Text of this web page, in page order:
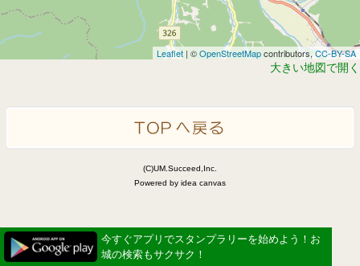
Leaflet | ©OpenStreetMapcontributors,CC-BY-SA
大きい地図で開く
(C)UM.Succeed,Inc.
Powered by idea canvas
今すぐアプリでスタンプラリーを始めよう！お
城の検索もサクサク！